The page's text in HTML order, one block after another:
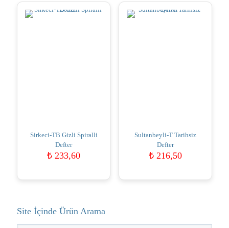
Sirkeci-TB Gizli Spiralli
Defter
₺ 233,60
Sultanbeyli-T Tarihsiz
Defter
₺216,50
Site İçinde Ürün Arama